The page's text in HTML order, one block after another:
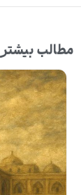
مطالب بیشتر